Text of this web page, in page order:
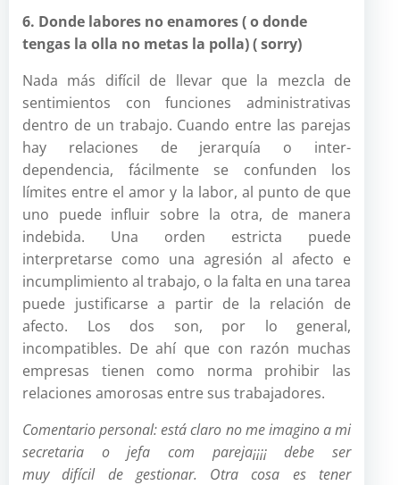
6. Donde labores no enamores ( o donde
tengas la olla no metas la polla) ( sorry)
Nada más difícil de llevar que la mezcla de
sentimientos con funciones administrativas
dentro de un trabajo. Cuando entre las parejas
hay relaciones de jerarquía o inter-
dependencia, fácilmente se confunden los
límites entre el amor y la labor, al punto de que
uno puede influir sobre la otra, de manera
indebida. Una orden estricta puede
interpretarse como una agresión al afecto e
incumplimiento al trabajo, o la falta en una tarea
puede justificarse a partir de la relación de
afecto. Los dos son, por lo general,
incompatibles. De ahí que con razón muchas
empresas tienen como norma prohibir las
relaciones amorosas entre sus trabajadores.
Comentario personal: está claro no me imagino a mi
secretaria o jefa com pareja¡¡¡¡ debe ser
muy difícil de gestionar. Otra cosa es tener